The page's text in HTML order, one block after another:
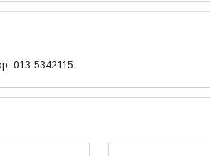
013-5342115.